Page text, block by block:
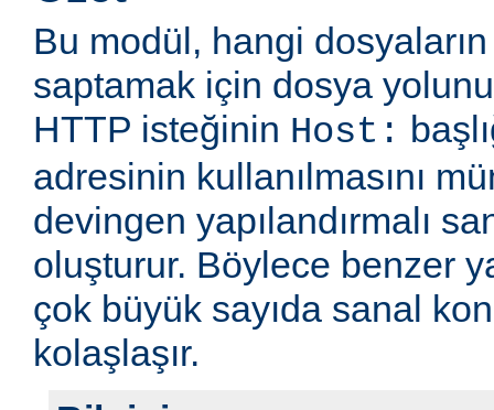
Bu modül, hangi dosyaların
saptamak için dosya
HTTP isteğinin Host:
adresinin kullanılmasını
devingen yapılandırmalı
oluşturur. Böylece benzer
çok büyük sayıda sanal
kolaşlaşır.